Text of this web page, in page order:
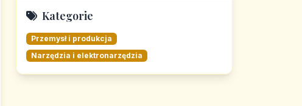
Kategorie
Przemysł i produkcja
Narzędzia i elektronarzędzia